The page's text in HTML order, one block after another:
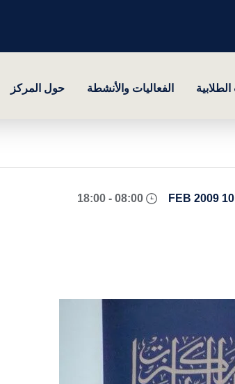
الطلابية الفعاليات والأنشطة حول المركز